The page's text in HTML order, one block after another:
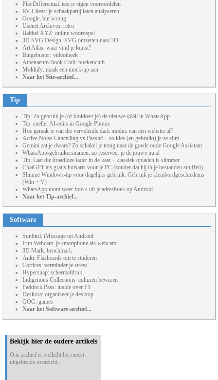
PlayDifferential: test je eigen vooroordelen
RV Chess: je schaakpartij laten analyseren
Google, but wrong
Usenet Archives: retro
Babbel XYZ: online woordspel
3D SVG Design: SVG omzetten naar 3D
Art Atlas: waar vind je kunst?
Bingebuster: videotheek
Athenaeum Book Club: boekenclub
Mokkify: maak een mock-up aan
Naar het Site-archief...
Tip
Tip: Zo gebruik je (of blokkeer je) de nieuwe @all in WhatsApp
Tip: sneller AI-edits in Google Photos
Hoe geraak je van die vervelende dark modus van een website af?
Active Noise Cancelling vs Passief – zo kies (en gebruikt) je ze slim
Gemini zat je dwars? Zo schakel je terug naar de goede oude Google Assistant
WhatsApp-gebruikersnamen: zo reserveer je de jouwe nu al
Tip: Laat die draadloze lader in de kast – klassiek opladen is slimmer
ChatGPT als gratis huisarts voor je PC (zonder dat hij in je bestanden snuffelt)
Slimme Windows-tip voor dagelijks gebruik: Gebruik je klembordgeschiedenis
(Win + V)
WhatsApp toont weer foto’s uit je adresboek op Android
Naar het Tip-archief...
Software
Sunbird: iMessage op Android
Irun Webcam: je smartphone als webcam
3D Mark: benchmark
Anki: Flashcards om te studeren
Cortices: verminder je stress
Hypersnap: schermafdruk
Indigenous Collections: culturen bewaren
Paddock Pass: inside over F1
Deskora: organiseer je desktop
GOG: games
Naar het Software-archief...
Bekijk hier de oudere artikels
Ons archief is wellicht het meest
uitgebreide overzicht...